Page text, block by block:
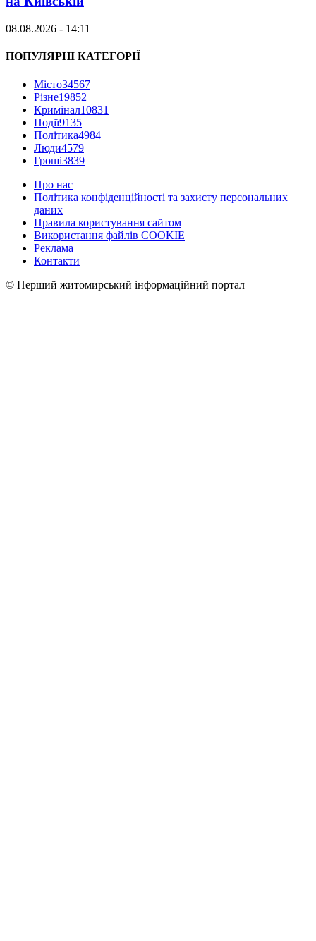
08.08.2026 - 14:11
ПОПУЛЯРНІ КАТЕГОРІЇ
Місто34567
Різне19852
Кримінал10831
Події9135
Політика4984
Люди4579
Гроші3839
Про нас
Політика конфіденційності та захисту персональних
даних
Правила користування сайтом
Використання файлів COOKIE
Реклама
Контакти
© Перший житомирський інформаційний портал